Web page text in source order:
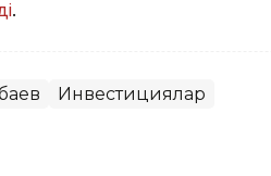
.
Инвестициялар